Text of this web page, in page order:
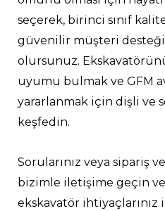
seçerek, birinci sınıf
güvenilir müşteri
olursunuz.
uyumu bulmak ve GFM
yararlanmak için dişli ve
keşfedin.
Sorularınız veya sipariş
bizimle iletişime geçin ve
ekskavatör